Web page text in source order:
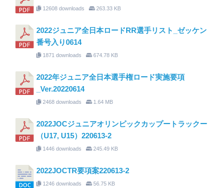
12608 downloads 263.33 KB
2022ジュニア全日本ロードRR選手リスト_ゼッケン
番号入り0614
1871 downloads 674.78 KB
2022年ジュニア全日本選手権ロード実施要項
_Ver.20220614
2468 downloads 1.64 MB
2022JOCジュニアオリンピックカップートラックー
（U17, U15）220613-2
1446 downloads 245.49 KB
2022JOCTR要項案220613-2
1246 downloads 56.75 KB